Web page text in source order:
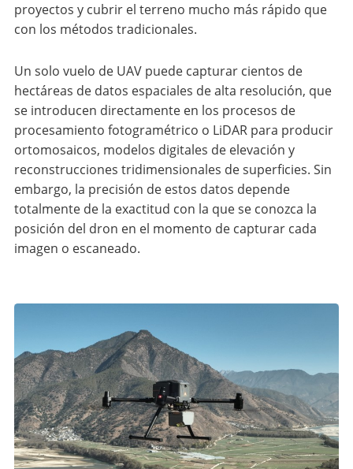
proyectos y cubrir el terreno mucho más rápido que
con los métodos tradicionales.
Un solo vuelo de UAV puede capturar cientos de
hectáreas de datos espaciales de alta resolución, que
se introducen directamente en los procesos de
procesamiento fotogramétrico o LiDAR para producir
ortomosaicos, modelos digitales de elevación y
reconstrucciones tridimensionales de superficies. Sin
embargo, la precisión de estos datos depende
totalmente de la exactitud con la que se conozca la
posición del dron en el momento de capturar cada
imagen o escaneado.